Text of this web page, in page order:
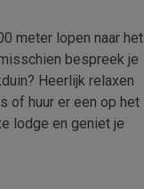
meter lopen naar het
bespreek je
Heerlijk relaxen
of huur er een op het
lodge en geniet je